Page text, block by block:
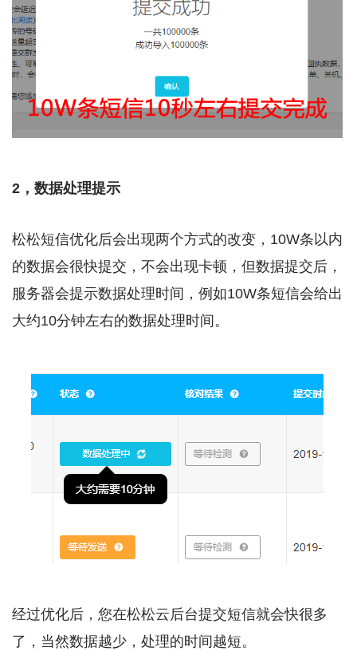
2，数据处理提示
松松短信优化后会出现两个方式的改变，10W条以内
的数据会很快提交，不会出现卡顿，但数据提交后，
服务器会提示数据处理时间，例如10W条短信会给出
大约10分钟左右的数据处理时间。
经过优化后，您在松松云后台提交短信就会快很多
了，当然数据越少，处理的时间越短。